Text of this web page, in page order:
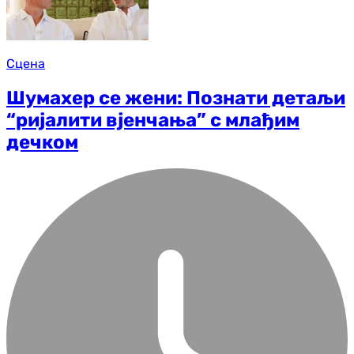
Сцена
Шумахер се жени: Познати детаљи
“ријалити вјенчања” с млађим
дечком